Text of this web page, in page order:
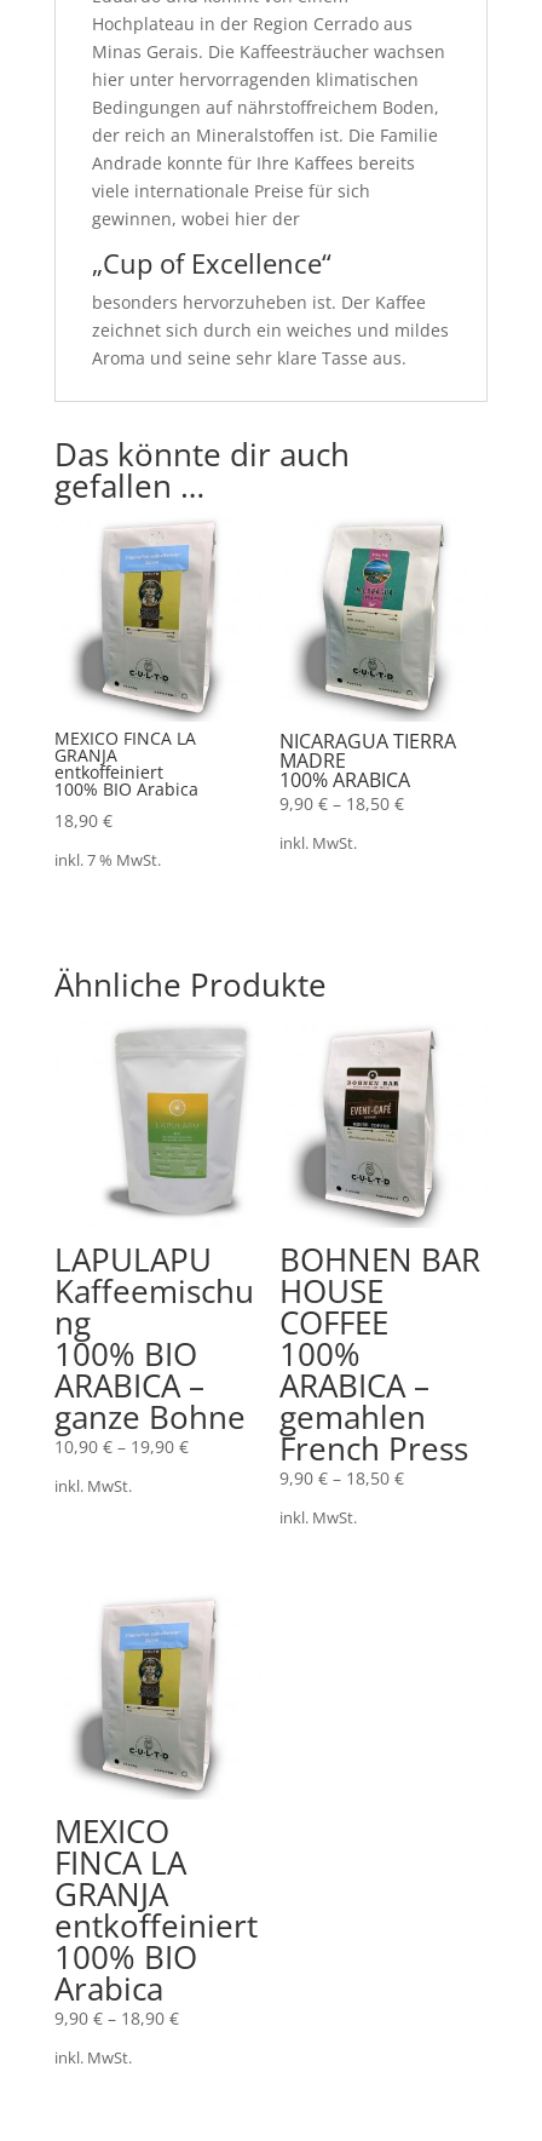
Hochplateau in der Region Cerrado aus
Minas Gerais. Die Kaffeesträucher wachsen
hier unter hervorragenden klimatischen
Bedingungen auf nährstoffreichem Boden,
der reich an Mineralstoffen ist. Die Familie
Andrade konnte für Ihre Kaffees bereits
viele internationale Preise für sich
gewinnen, wobei hier der
„Cup of Excellence“
besonders hervorzuheben ist. Der Kaffee
zeichnet sich durch ein weiches und mildes
Aroma und seine sehr klare Tasse aus.
Das könnte dir auch
gefallen …
MEXICO FINCA LA
GRANJA
entkoffeiniert
100% BIO Arabica
18,90 €
inkl. 7 % MwSt.
NICARAGUA TIERRA
MADRE
100% ARABICA
9,90€ – 18,50€
inkl. MwSt.
Ähnliche Produkte
LAPULAPU
Kaffeemischu
ng
100% BIO
ARABICA –
ganze Bohne
10,90 €– 19,90 €
inkl. MwSt.
BOHNEN BAR
HOUSE
COFFEE
100%
ARABICA –
gemahlen
French Press
9,90€ – 18,50€
inkl. MwSt.
MEXICO
FINCA LA
GRANJA
entkoffeiniert
100% BIO
Arabica
9,90 €– 18,90 €
inkl. MwSt.